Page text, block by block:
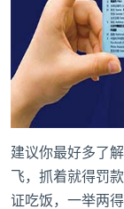
建议你最好多了
飞，抓着就得罚
证吃饭，一举两